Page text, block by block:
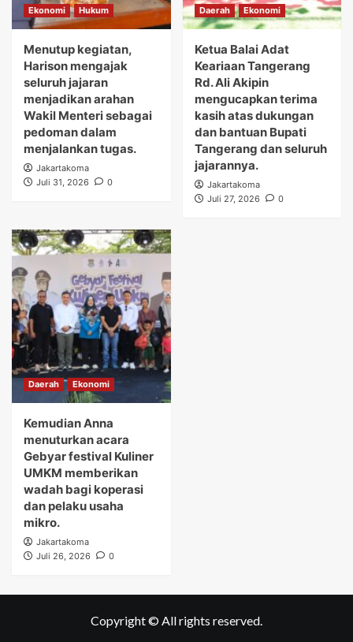
Ekonomi Hukum
Menutup kegiatan,
Harison mengajak
seluruh jajaran
menjadikan arahan
Wakil Menteri sebagai
pedoman dalam
menjalankan tugas.
Jakartakoma
Juli 31, 2026
0
Daerah Ekonomi
Ketua Balai Adat
Keariaan Tangerang
Rd. Ali Akipin
mengucapkan terima
kasih atas dukungan
dan bantuan Bupati
Tangerang dan seluruh
jajarannya.
Jakartakoma
Juli 27, 2026
0
Daerah Ekonomi
Kemudian Anna
menuturkan acara
Gebyar festival Kuliner
UMKM memberikan
wadah bagi koperasi
dan pelaku usaha
mikro.
Jakartakoma
Juli 26, 2026
0
Copyright © All rights reserved.